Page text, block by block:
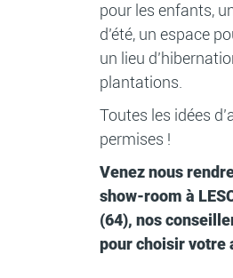
pour les enfants,
d’été, un espace
un lieu
plantations.
Toutes les idées
permises !
Venez nous
show-room à
(64), nos
pour choisir votre